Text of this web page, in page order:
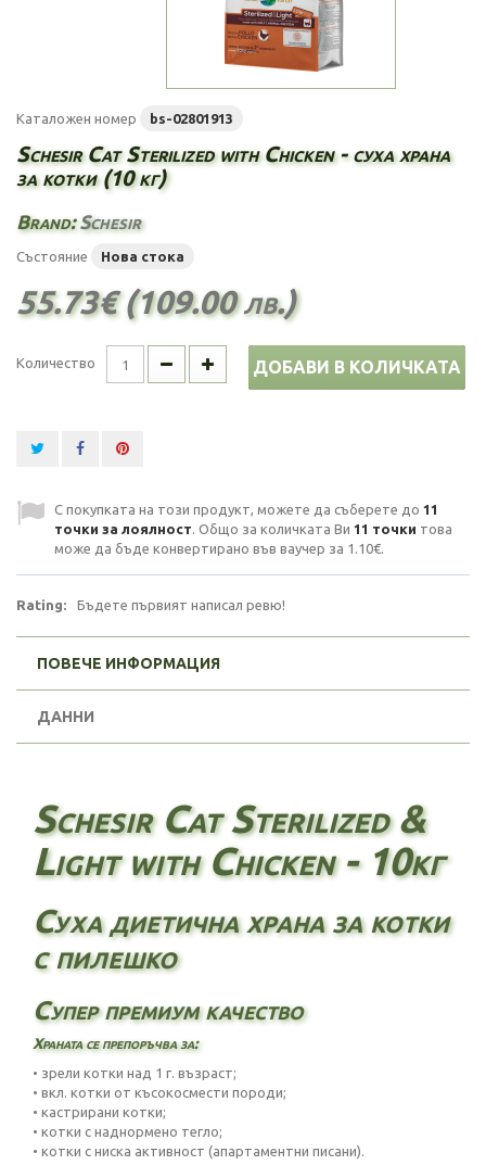
Каталожен номер bs-02801913
Schesir Cat Sterilized with Chicken - суха храна
за котки (10 кг)
Brand:Schesir
Състояние Нова стока
55.73€ (109.00 лв.)
Количество ДОБАВИ В КОЛИЧКАТА
С покупката на този продукт, можете да съберете до 11
точки за лоялност. Общо за количката Ви 11 точки това
може да бъде конвертирано във ваучер за 1.10€.
Rating: Бъдете първият написал ревю!
ПОВЕЧЕ ИНФОРМАЦИЯ
ДАННИ
Schesir Cat Sterilized &
Light with Chicken - 10кг
Суха диетична храна за котки
с пилешко
Супер премиум качество
Храната се препоръчва за:
• зрели котки над 1 г. възраст;
• вкл. котки от късокосмести породи;
• кастрирани котки;
• котки с наднормено тегло;
• котки с ниска активност (апартаментни писани).